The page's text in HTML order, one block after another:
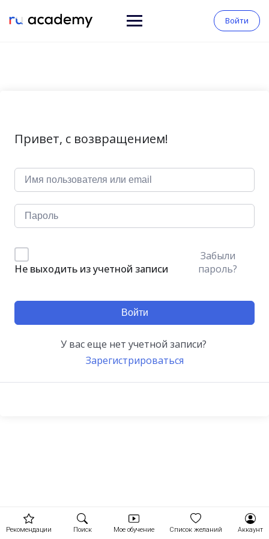
Войти
Привет, с возвращением!
Не выходить из учетной записи
Забыли
пароль?
Войти
У вас еще нет учетной записи?
Зарегистрироваться
Рекомендации Поиск Мое обучение Список желаний Аккаунт